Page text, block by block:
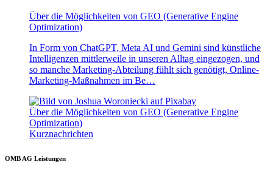
Über die Möglichkeiten von GEO (Generative Engine
Optimization)
In Form von ChatGPT, Meta AI und Gemini sind künstliche
Intelligenzen mittlerweile in unseren Alltag eingezogen, und
so manche Marketing-Abteilung fühlt sich genötigt, Online-
Marketing-Maßnahmen im Be…
Über die Möglichkeiten von GEO (Generative Engine
Optimization)
Kurznachrichten
OMB AG Leistungen